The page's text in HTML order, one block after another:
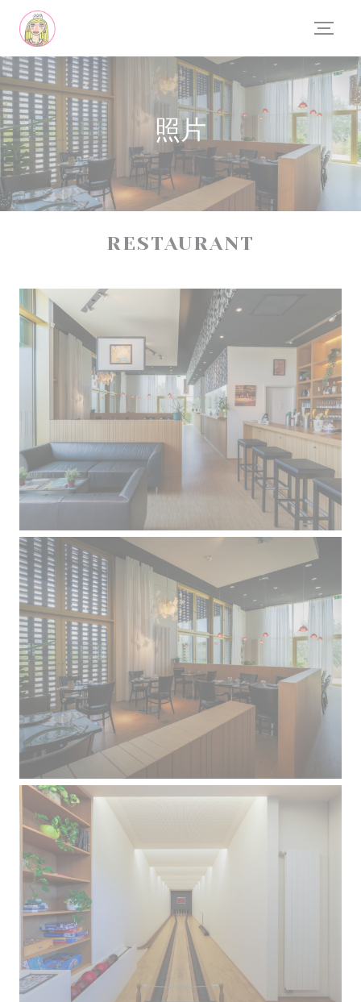
Cookie管理面板
照片
RESTAURANT